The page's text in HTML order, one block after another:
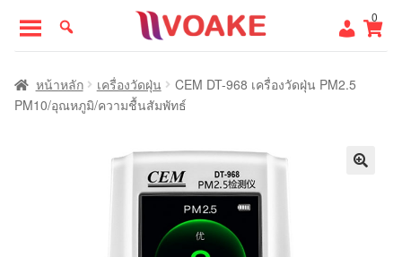
to
navigation
to
content
0
หน้าแรก
หน้าหลัก เครื่องวัดฝุ่น
CEM DT-968 เครื่องวัดฝุ่น PM2.5
PM10/อุณหภูมิ/ความชื้นสัมพัทธ์